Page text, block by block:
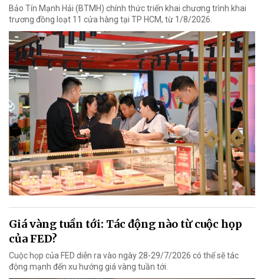
Bảo Tín Mạnh Hải (BTMH) chính thức triển khai chương trình khai
trương đồng loạt 11 cửa hàng tại TP HCM, từ 1/8/2026.
Giá vàng tuần tới: Tác động nào từ cuộc họp
của FED?
Cuộc họp của FED diễn ra vào ngày 28-29/7/2026 có thể sẽ tác
động mạnh đến xu hướng giá vàng tuần tới.